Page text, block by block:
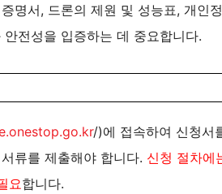
명서, 드론의 제원 및 성능표, 개인
전성을 입증하는 데 중요합니다​​.
/)에 접속하여 신청서
류를 제출해야 합니다. 신청 절차에
요합니다​​​​.